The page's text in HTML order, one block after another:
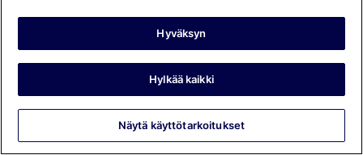
ja tilat ja huoneen mukavuus
mukava hotelli lähellä keskustaa
lomalla harstadissa kesäkuussa , moottoripyörä
Yöpyi 1 yön kesäkuussa 2018
Hyväksyn
Hylkää kaikki
Näytä käyttötarkoitukset